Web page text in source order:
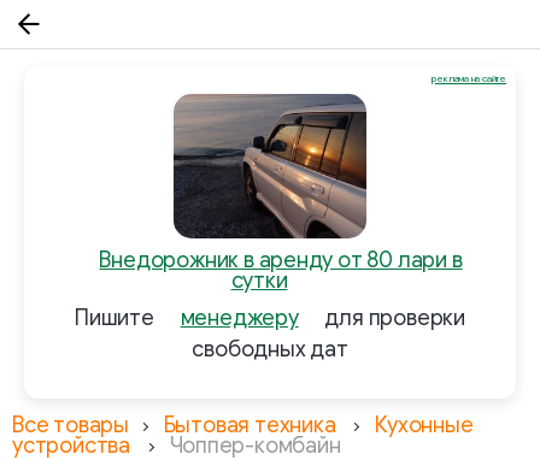
Внедорожник в аренду от 80 лари в
сутки
Пишите
менеджеру
для проверки
свободных дат
реклама на сайте
Все товары Бытовая техника Кухонные
устройства Чоппер-комбайн